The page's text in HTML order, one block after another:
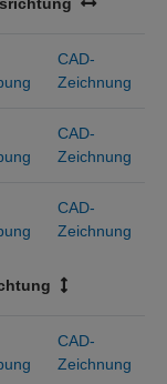
CAD-
Zeichnung
CAD-
Zeichnung
CAD-
Zeichnung
CAD-
Zeichnung